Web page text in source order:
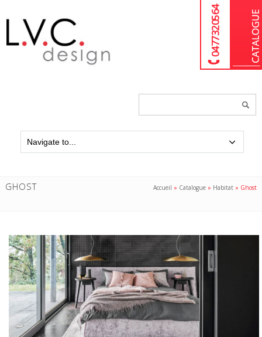
04 77 32 05 64
GHOST Accueil » Catalogue » Habitat » Ghost